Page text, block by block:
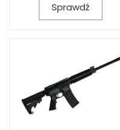
Sprawdź